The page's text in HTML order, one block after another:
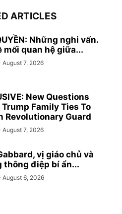
ARTICLES
Những nghi vấn.
mối quan hệ giữa...
August 7, 2026
New Questions
Family Ties To
Revolutionary Guard
August 7, 2026
vị giáo chủ và
thông điệp bí ẩn...
August 6, 2026